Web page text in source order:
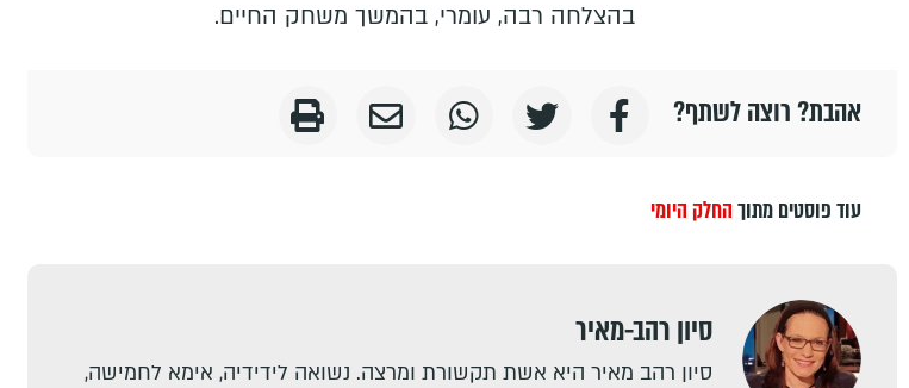
בהצלחה רבה, עומרי, בהמשך משחק החיים.
אהבת? רוצה לשתף?
עוד פוסטים מתוךהחלק היומי
סיון רהב-מאיר
סיון רהב מאיר היא אשת תקשורת ומרצה. נשואה לידידיה, אימא לחמישה,